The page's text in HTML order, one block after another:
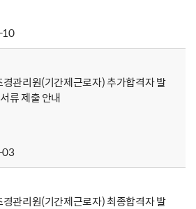
관리원(기간제근로자) 추가합격자 발
류 제출 안내
관리원(기간제근로자) 최종합격자 발